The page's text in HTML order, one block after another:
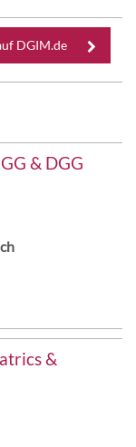
DGIM.de
& DGG
&